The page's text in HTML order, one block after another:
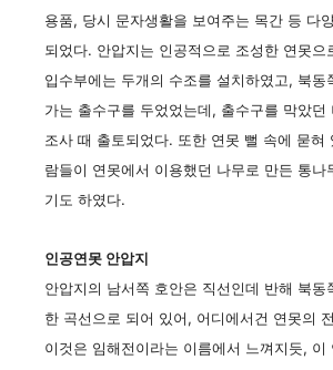
용품, 당시 문자생활을 보여주는 목간 등 다
되었다. 안압지는 인공적으로 조성한 연못으
입수부에는 두개의 수조를 설치하였고, 북동
가는 출수구를 두었었는데, 출수구를 막았던
조사 때 출토되었다. 또한 연못 뻘 속에 묻혀
람들이 연못에서 이용했던 나무로 만든 통나
기도 하였다.
인공연못 안압지
안압지의 남서쪽 호안은 직선인데 반해 북동
한 곡선으로 되어 있어, 어디에서건 연못의
이것은 임해전이라는 이름에서 느껴지듯, 이